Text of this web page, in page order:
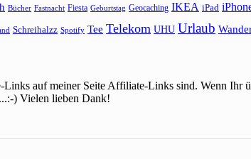
Bücher Fastnacht Fiesta Geburtstag Geocaching IKEA iPad
Schreihalzz Spotify Tee Telekom UHU Urlaub
auf meiner Seite Affiliate-Links sind. Wenn
) Vielen lieben Dank!